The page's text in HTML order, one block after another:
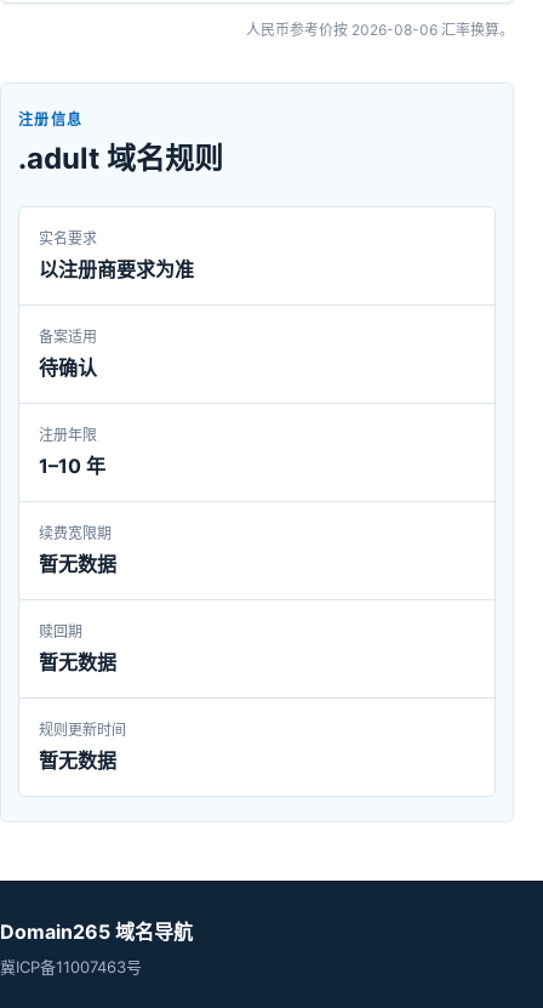
人民币参考价按 2026-08-06 汇率换算。
注册信息
.adult 域名规则
实名要求
以注册商要求为准
备案适用
待确认
注册年限
1–10 年
续费宽限期
暂无数据
赎回期
暂无数据
规则更新时间
暂无数据
Domain265 域名导航
冀ICP备11007463号